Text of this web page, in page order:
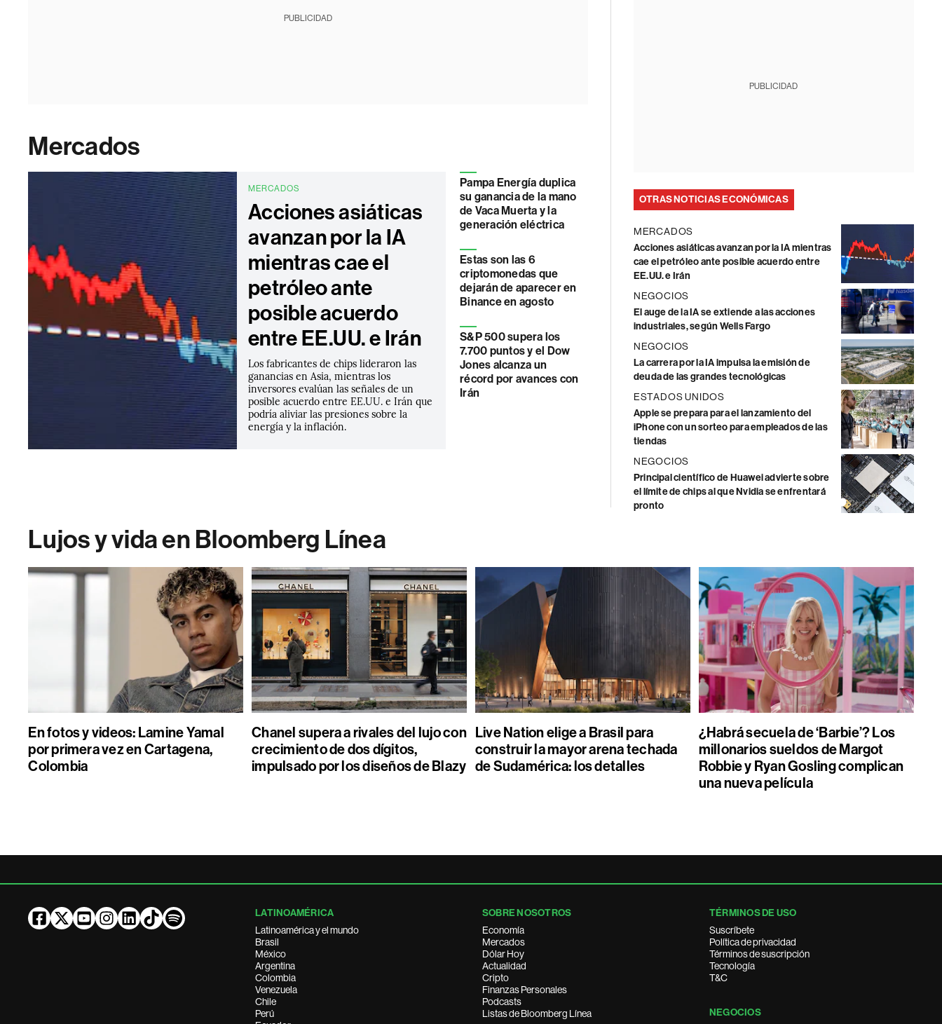
PUBLICIDAD
Mercados
MERCADOS
Acciones asiáticas
avanzan por la IA
mientras cae el
petróleo ante
posible acuerdo
entre EE.UU. e Irán
Los fabricantes de chips lideraron las
ganancias en Asia, mientras los
inversores evalúan las señales de un
posible acuerdo entre EE.UU. e Irán que
podría aliviar las presiones sobre la
energía y la inflación.
Pampa Energía duplica
su ganancia de la mano
de Vaca Muerta y la
generación eléctrica
Estas son las 6
criptomonedas que
dejarán de aparecer en
Binance en agosto
S&P 500 supera los
7.700 puntos y el Dow
Jones alcanza un
récord por avances con
Irán
PUBLICIDAD
OTRAS NOTICIAS ECONÓMICAS
MERCADOS
Acciones asiáticas avanzan por la IA mientras
cae el petróleo ante posible acuerdo entre
EE.UU. e Irán
NEGOCIOS
El auge de la IA se extiende a las acciones
industriales, según Wells Fargo
NEGOCIOS
La carrera por la IA impulsa la emisión de
deuda de las grandes tecnológicas
ESTADOS UNIDOS
Apple se prepara para el lanzamiento del
iPhone con un sorteo para empleados de las
tiendas
NEGOCIOS
Principal científico de Huawei advierte sobre
el límite de chips al que Nvidia se enfrentará
pronto
Lujos y vida en Bloomberg Línea
En fotos y videos: Lamine Yamal
por primera vez en Cartagena,
Colombia
Chanel supera a rivales del lujo con
crecimiento de dos dígitos,
impulsado por los diseños de Blazy
Live Nation elige a Brasil para
construir la mayor arena techada
de Sudamérica: los detalles
¿Habrá secuela de ‘Barbie’? Los
millonarios sueldos de Margot
Robbie y Ryan Gosling complican
una nueva película
LATINOAMÉRICA
Latinoamérica y el mundo
Brasil
México
Argentina
Colombia
Venezuela
Chile
Perú
SOBRE NOSOTROS
Economía
Mercados
Dólar Hoy
Actualidad
Cripto
Finanzas Personales
Podcasts
Listas de Bloomberg Línea
TÉRMINOS DE USO
Suscríbete
Política de privacidad
Términos de suscripción
Tecnología
T&C
NEGOCIOS